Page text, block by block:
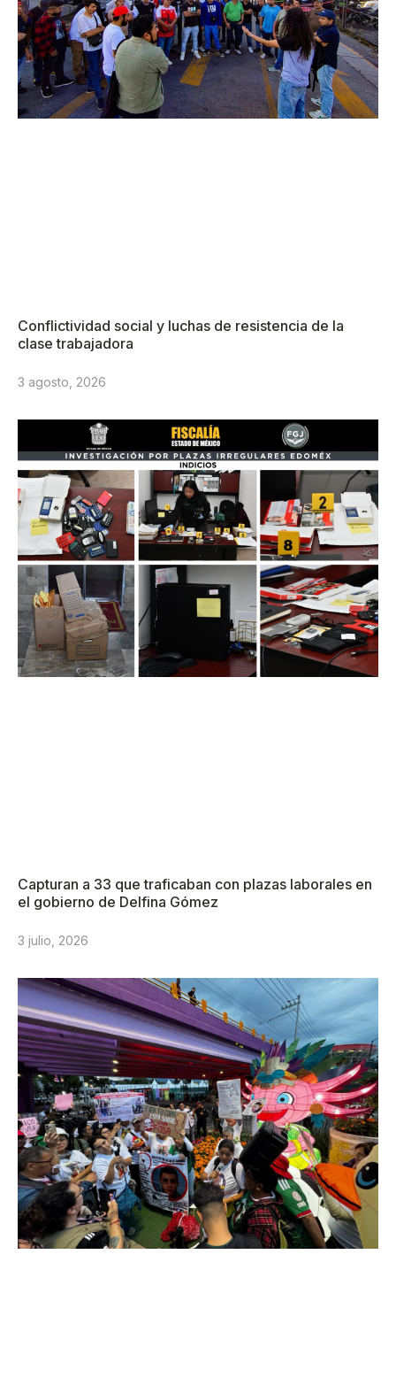
Conflictividad social y luchas de resistencia de la
clase trabajadora
3 agosto, 2026
Capturan a 33 que traficaban con plazas laborales en
el gobierno de Delfina Gómez
3 julio, 2026